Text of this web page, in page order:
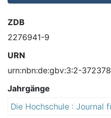
ZDB
2276941-9
URN
urn:nbn:de:gbv:3:2-372378
Jahrgänge